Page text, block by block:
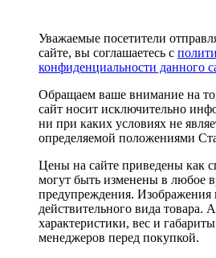
Уважаемые посетители
сайте, вы соглашаетесь с
конфиденциальности данного
Обращаем ваше внимание на
сайт носит исключительно
ни при каких условиях не
определяемой положениями
Цены на сайте приведены как
могут быть изменены в любое
предупреждения. Изображения
действительного вида товара.
характеристики, вес и
менеджеров перед покупкой.